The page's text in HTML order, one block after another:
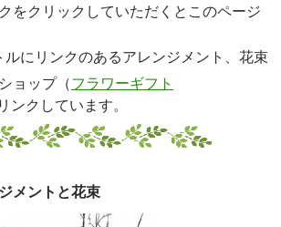
をクリックしていただくとこのページ
ルにリンクのあるアレンジメント、花束
ョップ（フラワーギフト
ンクしています。
メントと花束